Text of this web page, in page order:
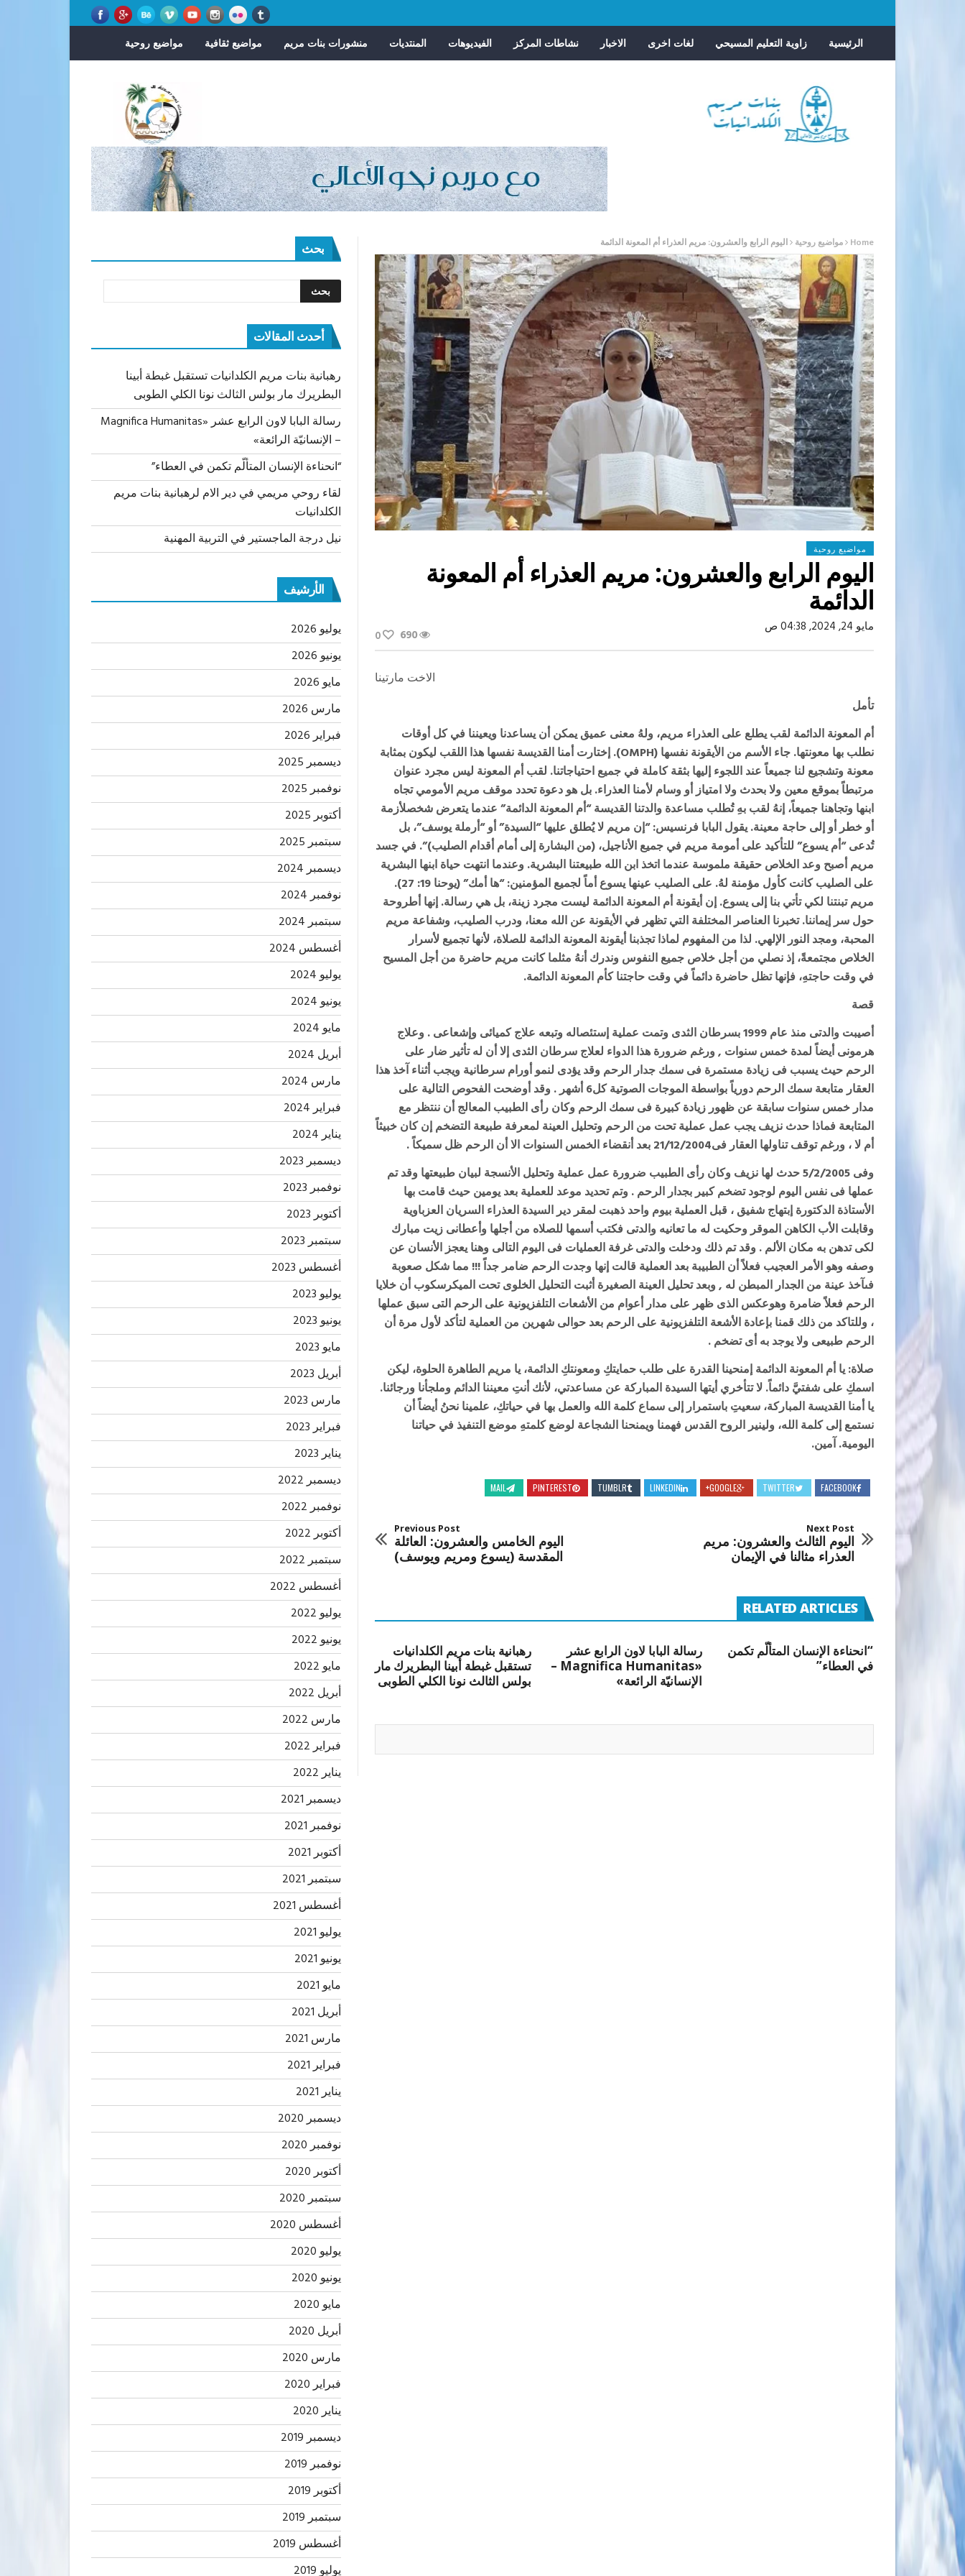
الرئيسية زاوية التعليم المسيحي لغات اخرى الاخبار نشاطات المركز الفيديوهات المنتديات منشورات بنات مريم مواضيع ثقافية مواضيع روحية
Home مواضيع روحية اليوم الرابع والعشرون: مريم العذراء أم المعونة الدائمة
مواضيع روحية
اليوم الرابع والعشرون: مريم العذراء أم المعونة
الدائمة
مايو 24, 2024, 04:38 ص 690
0
الاخت مارتينا
تأمل
أم المعونة الدائمة لقب يطلع على العذراء مريم، ولهُ معنى عميق يمكن أن يساعدنا ويعيننا في كل أوقات
نطلب بها معونتها. جاء الأسم من الأيقونة نفسها (OMPH). إختارت أمنا القديسة نفسها هذا اللقب ليكون بمثابة
معونة وتشجيع لنا جميعاً عند اللجوء إليها بثقة كاملة في جميع احتياجاتنا. لقب أم المعونة ليس مجرد عنوان
مرتبطاً بموقع معين ولا بحدث ولا امتياز أو وسام لأمنا العذراء. بل هو دعوة تحدد موقف مريم الأمومي تجاه
ابنها وتجاهنا جميعاً، إنهُ لقب بهِ تُطلب مساعدة والدتنا القديسة “أم المعونة الدائمة” عندما يتعرض شخصلأزمة
أو خطر أو إلى حاجة معينة. يقول البابا فرنسيس: “إن مريم لا يُطلق عليها “السيدة” أو “أرملة يوسف”، بل
تُدعى “أم يسوع” للتأكيد على أمومة مريم في جميع الأناجيل، (من البشارة إلى أمام أقدام الصليب)”. في جسد
مريم أصبح وعد الخلاص حقيقة ملموسة عندما اتخذ ابن الله طبيعتنا البشرية. وعندما انتهت حياة ابنها البشرية
على الصليب كانت كأول مؤمنة لهُ. على الصليب عينها يسوع أماً لجميع المؤمنين: “ها أمك” (يوحنا 19: 27).
مريم تبنتنا لكي تأتي بنا إلى يسوع. إن أيقونة أم المعونة الدائمة ليست مجرد زينة، بل هي رسالة. إنها أطروحة
حول سر إيماننا. تخبرنا العناصر المختلفة التي تظهر في الأيقونة عن الله معنا، ودرب الصليب، وشفاعة مريم
المحبة، ومجد النور الإلهي. لذا من المفهوم لماذا تجذبنا أيقونة المعونة الدائمة للصلاة، لأنها تجميع لأسرار
الخلاص مجتمعةً، إذ نصلي من أجل خلاص جميع النفوس وندرك أنهُ مثلما كانت مريم حاضرة من أجل المسيح
في وقت حاجتهِ، فإنها تظل حاضرة دائماً في وقت حاجتنا كأم المعونة الدائمة.
قصة
أصيبت والدتى منذ عام 1999 بسرطان الثدى وتمت عملية إستئصاله وتبعه علاج كميائى وإشعاعى . وعلاج
هرمونى أيضاً لمدة خمس سنوات , ورغم ضرورة هذا الدواء لعلاج سرطان الثدى إلا أن له تأثير ضار على
الرحم حيث يسبب فى زيادة مستمرة فى سمك جدار الرحم وقد يؤدى لنمو أورام سرطانية ويجب أثناء آخذ هذا
العقار متابعة سمك الرحم دورياً بواسطة الموجات الصوتية كل6 أشهر . وقد أوضحت الفحوص التالية على
مدار خمس سنوات سابقة عن ظهور زيادة كبيرة فى سمك الرحم وكان رأى الطبيب المعالج أن ننتظر مع
المتابعة فماذا حدث نزيف يجب عمل عملية تحت من الرحم وتحليل العينة لمعرفة طبيعة التضخم إن كان خبيثاً
أم لا ، ورغم توقف تناولها العقار فى21/12/2004 بعد أنقضاء الخمس السنوات الا أن الرحم ظل سميكاً
.
وفى 5/2/2005 حدث لها نزيف وكان رأى الطبيب ضرورة عمل عملية وتحليل الأنسجة لبيان طبيعتها وقد تم
عملها فى نفس اليوم لوجود تضخم كبير بجدار الرحم . وتم تحديد موعد للعملية بعد يومين حيث قامت بها
الأستاذة الدكتورة إبتهاج شفيق ، قبل العملية بيوم واحد ذهبت لمقر دير السيدة العذراء السريان العزباوية
وقابلت الأب الكاهن الموقر وحكيت له ما تعانيه والدتى فكتب أسمها للصلاه من أجلها وأعطانى زيت مبارك
لكى تدهن به مكان الألم. وقد تم ذلك ودخلت والدتى غرفة العمليات فى اليوم التالى وهنا يعجز الأنسان عن
وصفه وهو الأمر العجيب فعلاً أن الطبيبة بعد العملية قالت إنها وجدت الرحم ضامر جداً !!! مما شكل صعوبة
فىآخذ عينة من الجدار المبطن له , وبعد تحليل العينة الصغيرة أثبت التحليل الخلوى تحت الميكرسكوب أن خلايا
الرحم فعلاً ضامرة وهوعكس الذى ظهر على مدار أعوام من الأشعات التلفزيونية على الرحم التى سبق عملها
، وللتاكد من ذلك قمنا بإعادة الأشعة التلفزيونية على الرحم بعد حوالى شهرين من العملية لتأكد لأول مرة أن
الرحم طبيعى ولا يوجد به أى تضخم .
صلاة:يا أم المعونة الدائمة إمنحينا القدرة على طلب حمايتكِ ومعونتكِ الدائمة، يا مريم الطاهرة الحلوة، ليكن
اسمكِ على شفتيَّ دائماً. لا تتأخري أيتها السيدة المباركة عن مساعدتي، لأنك أنتِ معيننا الدائم وملجأنا ورجائنا.
يا أمنا القديسة المباركة، سعيتِ باستمرار إلى سماع كلمة الله والعمل بها في حياتكِ، علمينا نحنُ أيضاً أن
نستمع إلى كلمة الله، ولينير الروح القدس فهمنا ويمنحنا الشجاعة لوضع كلمتهِ موضع التنفيذ في حياتنا
اليومية. آمين.
FACEBOOK
TWITTER
GOOGLE+
LINKEDIN
TUMBLR
PINTEREST
MAIL
Previous Post
اليوم الخامس والعشرون: العائلة
المقدسة (يسوع ومريم ويوسف)
Next Post
اليوم الثالث والعشرون: مريم
العذراء مثالنا في الإيمان
RELATED ARTICLES
رهبانية بنات مريم الكلدانيات
تستقبل غبطة أبينا البطريرك مار
بولس الثالث نونا الكلي الطوبى
رسالة البابا لاون الرابع عشر
«Magnifica Humanitas –
الإنسانيّة الرائعة»
“انحناءة الإنسان المتألّم تكمن
في العطاء”
بحث
أحدث المقالات
رهبانية بنات مريم الكلدانيات تستقبل غبطة أبينا
البطريرك مار بولس الثالث نونا الكلي الطوبى
رسالة البابا لاون الرابع عشر «Magnifica Humanitas
– الإنسانيّة الرائعة»
“انحناءة الإنسان المتألّم تكمن في العطاء”
لقاء روحي مريمي في دير الام لرهبانية بنات مريم
الكلدانيات
نيل درجة الماجستير في التربية المهنية
الأرشيف
يوليو 2026
يونيو 2026
مايو 2026
مارس 2026
فبراير 2026
ديسمبر 2025
نوفمبر 2025
أكتوبر 2025
سبتمبر 2025
ديسمبر 2024
نوفمبر 2024
سبتمبر 2024
أغسطس 2024
يوليو 2024
يونيو 2024
مايو 2024
أبريل 2024
مارس 2024
فبراير 2024
يناير 2024
ديسمبر 2023
نوفمبر 2023
أكتوبر 2023
سبتمبر 2023
أغسطس 2023
يوليو 2023
يونيو 2023
مايو 2023
أبريل 2023
مارس 2023
فبراير 2023
يناير 2023
ديسمبر 2022
نوفمبر 2022
أكتوبر 2022
سبتمبر 2022
أغسطس 2022
يوليو 2022
يونيو 2022
مايو 2022
أبريل 2022
مارس 2022
فبراير 2022
يناير 2022
ديسمبر 2021
نوفمبر 2021
أكتوبر 2021
سبتمبر 2021
أغسطس 2021
يوليو 2021
يونيو 2021
مايو 2021
أبريل 2021
مارس 2021
فبراير 2021
يناير 2021
ديسمبر 2020
نوفمبر 2020
أكتوبر 2020
سبتمبر 2020
أغسطس 2020
يوليو 2020
يونيو 2020
مايو 2020
أبريل 2020
مارس 2020
فبراير 2020
يناير 2020
ديسمبر 2019
نوفمبر 2019
أكتوبر 2019
سبتمبر 2019
أغسطس 2019
يوليو 2019